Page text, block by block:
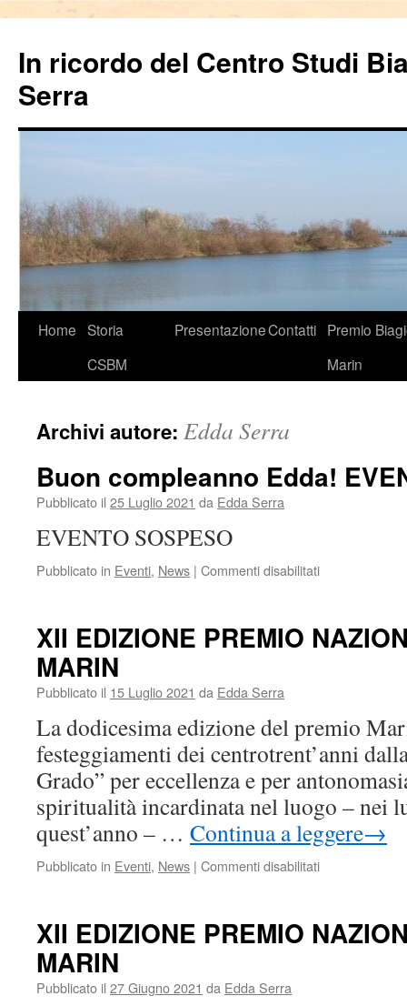
In ricordo del Centro Studi
Serra
VaiHome Storia
CSBM
PresentazioneContatti Premio
Marin
Archivi autore: Edda Serra
Buon compleanno Edda!
Pubblicato il 25 Luglio 2021 da Edda Serra
EVENTO SOSPESO
Pubblicato in Eventi, News | Commenti disabilitatisu
EVENTO
XII EDIZIONE PREMIO
MARIN
Pubblicato il 15 Luglio 2021 da Edda Serra
La dodicesima edizione del premio
festeggiamenti dei centrotrent’anni
Grado” per eccellenza e per
spiritualità incardinata nel luogo – nei
quest’anno – … Continua a leggere→
Pubblicato in Eventi, News | Commenti disabilitatisu
NAZIONALE
XII EDIZIONE PREMIO
MARIN
Pubblicato il 27 Giugno 2021 da Edda Serra